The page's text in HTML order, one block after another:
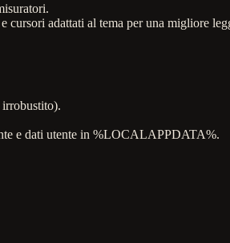
cursori adattati al tema per una migliore
e dati utente in %LOCALAPPDATA%.